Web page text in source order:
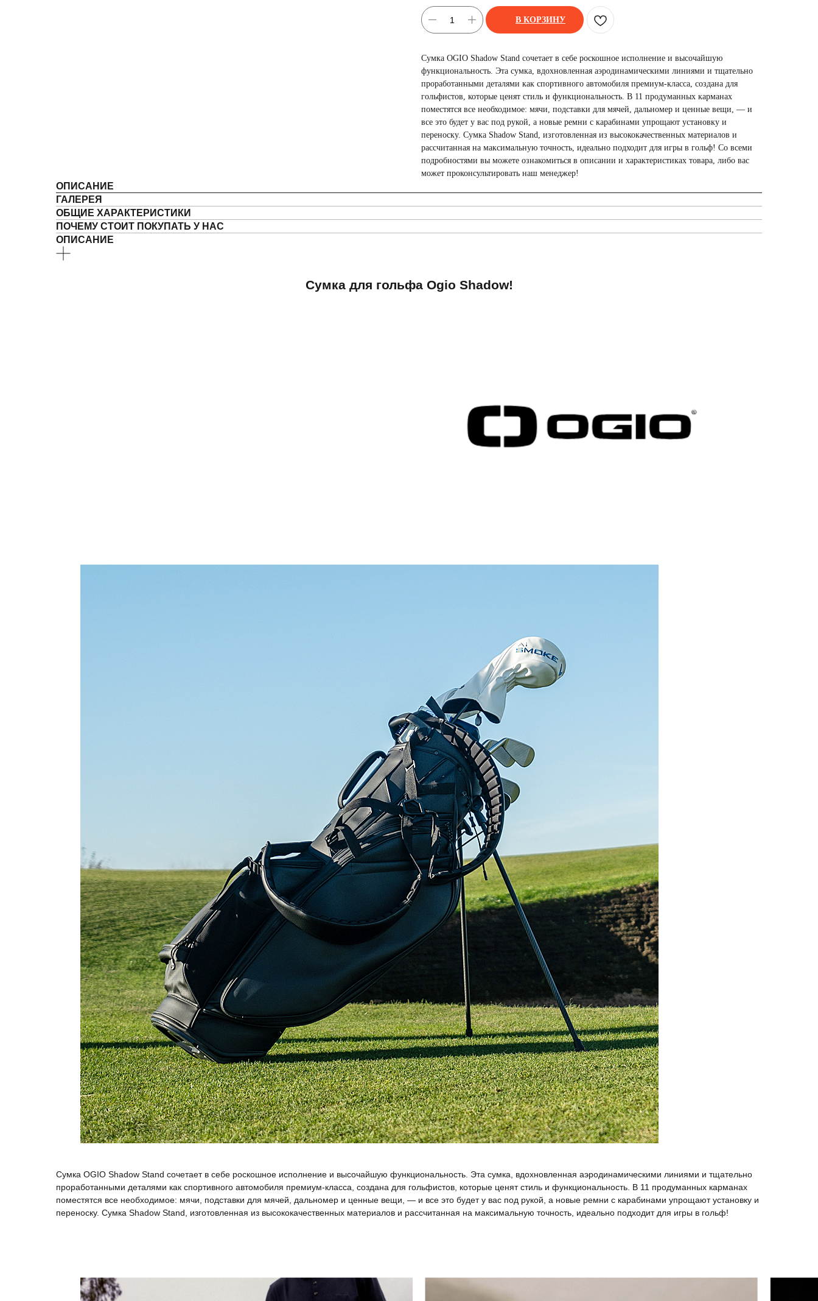
В КОРЗИНУ
Сумка OGIO Shadow Stand сочетает в себе роскошное исполнение и высочайшую
функциональность. Эта сумка, вдохновленная аэродинамическими линиями и тщательно
проработанными деталями как спортивного автомобиля премиум-класса, создана для
гольфистов, которые ценят стиль и функциональность. В 11 продуманных карманах
поместятся все необходимое: мячи, подставки для мячей, дальномер и ценные вещи, — и
все это будет у вас под рукой, а новые ремни с карабинами упрощают установку и
переноску. Сумка Shadow Stand, изготовленная из высококачественных материалов и
рассчитанная на максимальную точность, идеально подходит для игры в гольф! Со всеми
подробностями вы можете ознакомиться в описании и характеристиках товара, либо вас
может проконсультировать наш менеджер!
ОПИСАНИЕ
ГАЛЕРЕЯ
ОБЩИЕ ХАРАКТЕРИСТИКИ
ПОЧЕМУ СТОИТ ПОКУПАТЬ У НАС
ОПИСАНИЕ
Сумка для гольфа Ogio Shadow!
Сумка OGIO Shadow Stand сочетает в себе роскошное исполнение и высочайшую функциональность. Эта сумка, вдохновленная аэродинамическими линиями и тщательно
проработанными деталями как спортивного автомобиля премиум-класса, создана для гольфистов, которые ценят стиль и функциональность. В 11 продуманных карманах
поместятся все необходимое: мячи, подставки для мячей, дальномер и ценные вещи, — и все это будет у вас под рукой, а новые ремни с карабинами упрощают установку и
переноску. Сумка Shadow Stand, изготовленная из высококачественных материалов и рассчитанная на максимальную точность, идеально подходит для игры в гольф!